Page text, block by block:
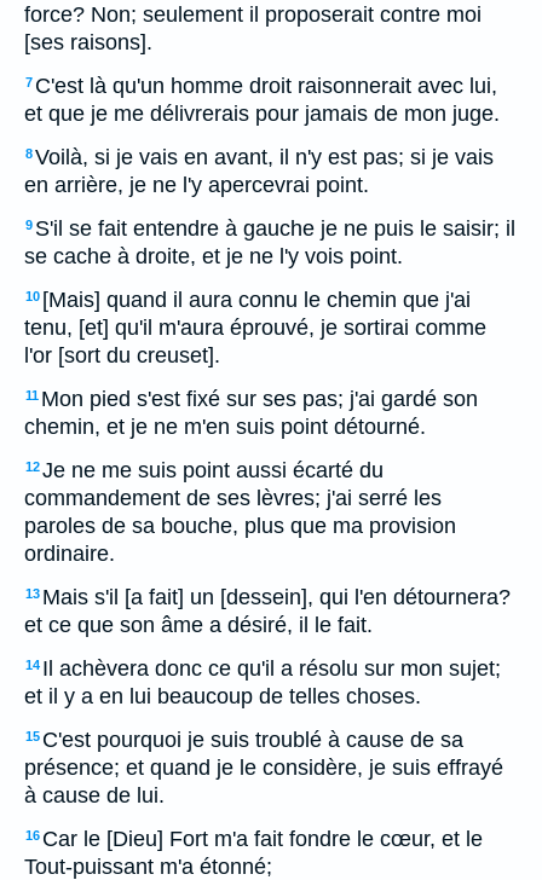
force? Non; seulement il proposerait contre moi
[ses raisons].
7 C'est là qu'un homme droit raisonnerait avec lui,
et que je me délivrerais pour jamais de mon juge.
8Voilà, si je vais en avant, il n'y est pas; si je vais
en arrière, je ne l'y apercevrai point.
9 S'il se fait entendre à gauche je ne puis le saisir; il
se cache à droite, et je ne l'y vois point.
10 [Mais] quand il aura connu le chemin que j'ai
tenu, [et] qu'il m'aura éprouvé, je sortirai comme
l'or [sort du creuset].
11 Mon pied s'est fixé sur ses pas; j'ai gardé son
chemin, et je ne m'en suis point détourné.
12Je ne me suis point aussi écarté du
commandement de ses lèvres; j'ai serré les
paroles de sa bouche, plus que ma provision
ordinaire.
13 Mais s'il [a fait] un [dessein], qui l'en détournera?
et ce que son âme a désiré, il le fait.
14 Il achèvera donc ce qu'il a résolu sur mon sujet;
et il y a en lui beaucoup de telles choses.
15 C'est pourquoi je suis troublé à cause de sa
présence; et quand je le considère, je suis effrayé
à cause de lui.
16 Car le [Dieu] Fort m'a fait fondre le cœur, et le
Tout-puissant m'a étonné;